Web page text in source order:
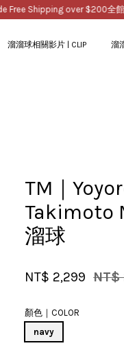
Shipping over $200全館滿
溜溜球相關影片 | CLIP 溜
TM｜
Takimoto
溜球
NT$ 2,299
顏色｜COLOR
navy